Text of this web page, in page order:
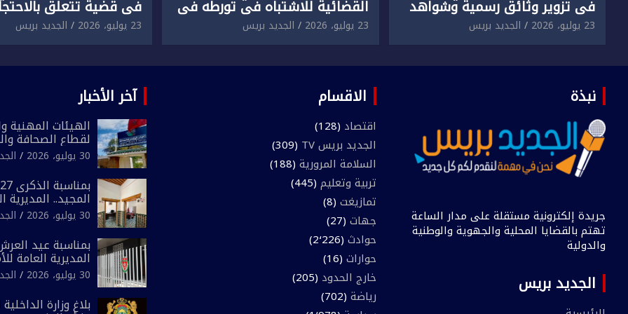
في تزوير وثائق رسمية وشواهد
دراسية وعرضها للبيع بمقابل
مادي.
23 يوليو، 2026 الجديد بريس
القضائية للاشتباه في تورطه في
الابتزاز المقرون باعتداء جسدي
في حق سائح أجنبي.
23 يوليو، 2026 الجديد بريس
في قضية تتعلق
المقرون بارتكاب اعتداء
ومحاولة إضرام النار عمدا.
23 يوليو، 2026 الجديد بريس
نبذة
جريدة إلكترونية مستقلة على مدار الساعة
تهتم بالقضايا المحلية والجهوية والوطنية
والدولية
الجديد بريس
الاقسام
اقتصاد (128)
الجديد بريس TV
(309)
السلامة المرورية (188)
تربية وتعليم (445)
تمازيغت (8)
جهات (27)
حوادث (2٬226)
حوارات (16)
خارج الحدود (205)
رياضة (702)
آخر الأخبار
الهيئات المهنية
لقطاع الصحافة
المغرب تعلن
لـ”أي أجندة
مقاس سياسي
30 يوليو، 2026
المجيد.. المديرية
الوطني تفتتح
لفرقة الشرطة
30 يوليو، 2026
بمناسبة عيد
المديرية العامة
تعزز البنية الأمنية
بإحداث فرقتين
30 يوليو، 2026
بلاغ وزارة